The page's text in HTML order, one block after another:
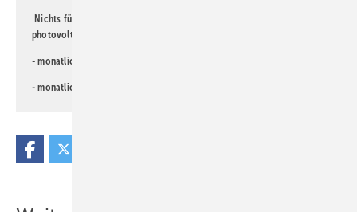
Nichts für Sie dabei? Dann lesen Sie doch einen unserer weiteren
photovoltaik-Newsletter!
- monatlicher
- monatlicher